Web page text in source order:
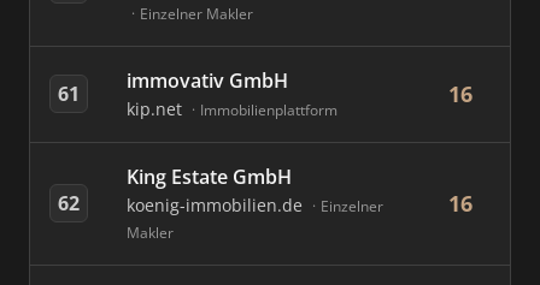
Einzelner Makler
61 immovativ GmbH
kip.net Immobilienplattform
16
62
King Estate GmbH
koenig-immobilien.de
Einzelner
Makler
16